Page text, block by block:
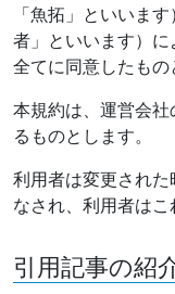
「魚拓」といいま
者」といいます）
全てに同意したもの
本規約は、運営会社
るものとします。
利用者は変更され
なされ、利用者はこ
引用記事の紹